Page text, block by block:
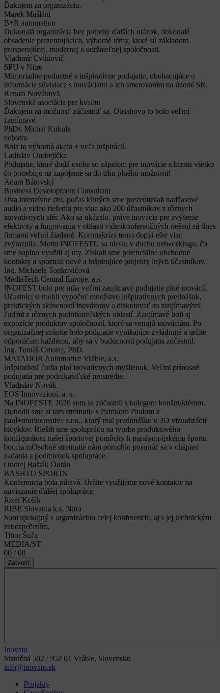
Ďakujem za organizáciu.
Marek Mašláni
B+R automation
Dokonalá organizácia bez potreby ďalších otázok, dokonalé
obsadenie prezentujúcich, výborné témy, ktoré sú základom
prosperujúcej, modernej a udržateľnej spoločnosti.
Vladimír Cviklovič
SPU v Nitre
Mimoriadne podnetné a inšpiratívne podujatie, obohacujúce o
informácie súvisiace s inováciami a ich smerovaním na území SR.
Renata Nováková
Slovenská asociácia pre kvalitu
Ďakujem za možnosť zúčastniť sa. Obsahovo to bolo veľmi
zaujímavé.
PhDr. Michal Kukula
nebotra
Bola to výborná akcia + veľa inšpirácií.
Ladislav Ondrejička
Podujatie, ktoré dodá osobe so zápalom pre inovácie a biznis všetko
čo potrebuje na zapojenie sa do trhu plného možností!
Adam Bátovský
Business Development Consultant
Dva intenzívne dni, počas ktorých sme prezentovali nadčasové
audio a video riešenia pre viac ako 200 účastníkov z rôznych
inovatívnych sfér. Ako sa ukázalo, práve inovácie pre zvýšenie
efektivity a fungovania v oblasti videokonferenčných riešení sú dnes
firmami veľmi žiadané. Koronakríza tento dopyt ešte viac
zvýraznila. Motto INOFESTU sa nieslo v duchu networkingu, čo
sme naplno využili aj my. Získali sme potenciálne obchodné
kontakty a spoznali nové a inšpirujúce projekty iných účastníkov.
Ing. Michaela Tonkovičová
MediaTech Central Europe, a.s.
INOFEST bolo pre mňa veľmi zaujímavé podujatie plné inovácií.
Účastníci si mohli vypočuť množstvo inšpiratívnych prednášok,
praktických skúseností inovátorov a diskutovať so zaujímavými
ľuďmi z rôznych podnikateľských oblastí. Zaujímavé boli aj
expozície produktov spoločností, ktoré sa venujú inováciám. Po
organizačnej stránke bolo podujatie vynikajúco zvládnuté a určite
odporúčam každému, aby sa v budúcnosti podujatia zúčastnil.
Ing. Tomáš Cmorej, PhD.
MATADOR Automotive Vráble, a.s.
Inšpiratívní ľudia plní inovatívnych myšlienok. Veľmi prínosné
podujatia pre podnikateľské prostredie.
Vladislav Novák
EOS Innovazioni, a. s.
Na INOFESTE 2020 som sa zúčastnil s kolegom konštruktérom.
Dohodli sme si tam stretnutie s Patrikom Paulom z
paul+murincreative s.r.o., ktorý mal prednnášku o 3D vizualizácii
bicyklov. Riešili sme spoluprácu na tvorbe produktového
konfigurátora našej športovej pomôcky k paralympijskému športu
boccia.mOsobné stretnutie nám pomohlo posunúť sa v chápaní
zadania a podmienok spolupráce.
Ondrej Bašták Ďurán
BASHTO SPORTS
Konferencia bola pútavá. Určite využijeme nové kontakty na
naviazanie ďalšej spolupráce.
Jozef Košík
RIBE Slovakia k.s. Nitra
Som spokojný s organizáciou celej konferencie, aj s jej technickým
zabezpečením.
Tibor Šuľa
MEDIA/ST
00 / 00
Zatvoriť
Inovato
Staničná 502 / 952 01 Vráble, Slovensko
info@inovato.sk
Projekty